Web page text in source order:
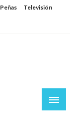
Peñas
Televisión